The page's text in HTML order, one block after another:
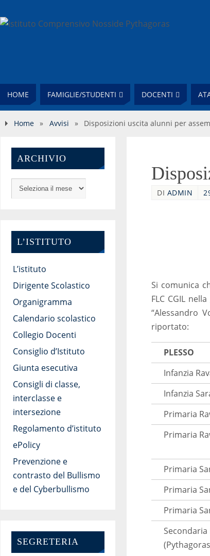
HOME FAMIGLIE/STUDENTI DOCENTI
Home » Avvisi » Disposizioni uscita alunni per
DI ADMIN
Si comunica
FLC CGIL
“Alessandro
riportato:
PLESSO
Infanzia
Infanzia
Primaria
Primaria
Primaria
Primaria
Primaria
Secondaria
ARCHIVIO
L’ISTITUTO
L’istituto
Dirigente Scolastico
Organigramma
Calendario scolastico
Collegio Docenti
Consiglio d’Istituto
Giunta esecutiva
Consigli di classe,
interclasse e
intersezione
Regolamento d’istituto
ePolicy
Prevenzione e
contrasto del Bullismo
e del Cyberbullismo
SEGRETERIA